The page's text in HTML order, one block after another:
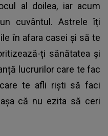
al doilea, iar acum
cuvântul. Astrele îți
în afara casei și să te
ți sănătatea și
lucrurilor care te fac
te afli riști să faci
că nu ezita să ceri